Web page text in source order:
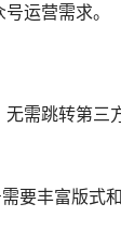
运营需求。
需跳转第三
要丰富版式